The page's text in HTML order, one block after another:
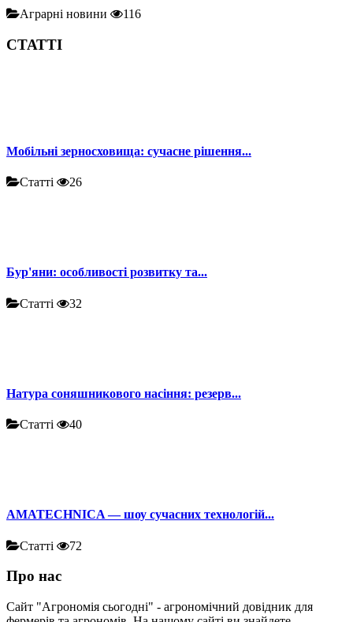
Аграрні новини 116
СТАТТІ
Мобільні зерносховища: сучасне рішення...
Статті 26
Бур'яни: особливості розвитку та...
Статті 32
Натура соняшникового насіння: резерв...
Статті 40
AMATECHNICA — шоу сучасних технологій...
Статті 72
Про нас
Сайт "Агрономія сьогодні" - агрономічний довідник для